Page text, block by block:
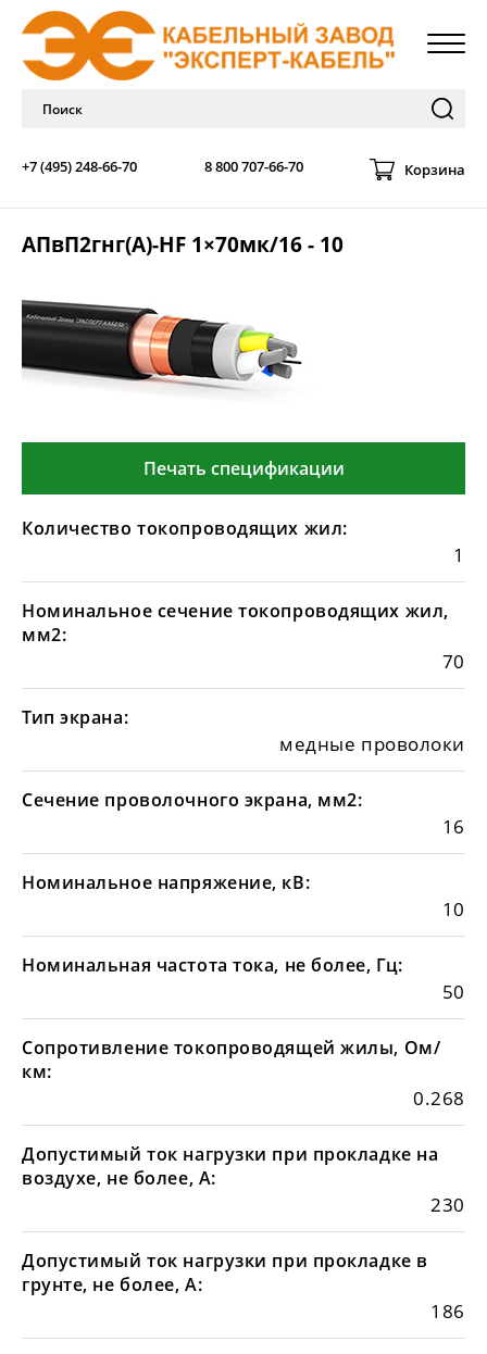
+7 (495) 248-66-70 8 800 707-66-70 Корзина
АПвП2гнг(А)-HF 1×70мк/16 - 10
Печать спецификации
Количество токопроводящих жил:
1
Номинальное сечение токопроводящих жил,
мм2:
70
Тип экрана:
медные проволоки
Сечение проволочного экрана, мм2:
16
Номинальное напряжение, кВ:
10
Номинальная частота тока, не более, Гц:
50
Сопротивление токопроводящей жилы, Ом/
км:
0.268
Допустимый ток нагрузки при прокладке на
воздухе, не более, А:
230
Допустимый ток нагрузки при прокладке в
грунте, не более, А:
186